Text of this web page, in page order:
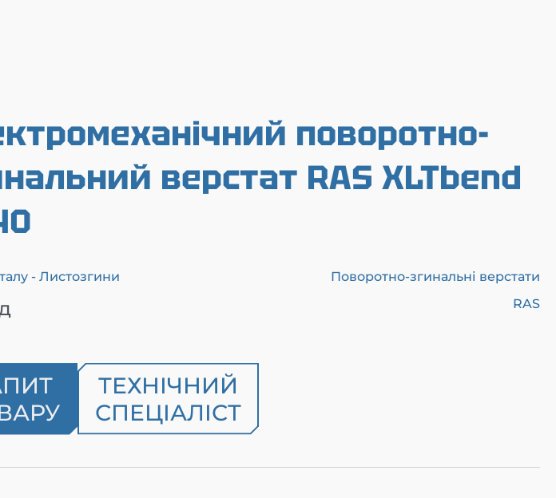
поворотно-
верстат RAS XLTbend
- Листозгини Поворотно-згинальні верстати
RAS
ТЕХНІЧНИЙ
СПЕЦІАЛІСТ